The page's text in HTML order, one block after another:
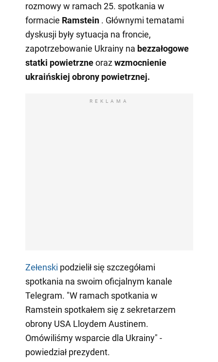
rozmowy w ramach 25. spotkania w
formacie Ramstein . Głównymi tematami
dyskusji były sytuacja na froncie,
zapotrzebowanie Ukrainy na bezzałogowe
statki powietrzneorazwzmocnienie
ukraińskiej obrony powietrznej.
REKLAMA
Zełenski podzielił się szczegółami
spotkania na swoim oficjalnym kanale
Telegram. "W ramach spotkania w
Ramstein spotkałem się z sekretarzem
obrony USA Lloydem Austinem.
Omówiliśmy wsparcie dla Ukrainy" -
powiedział prezydent.